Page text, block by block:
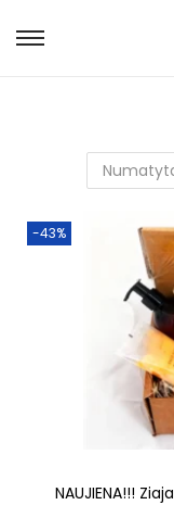
-43%
NAUJIENA!!!